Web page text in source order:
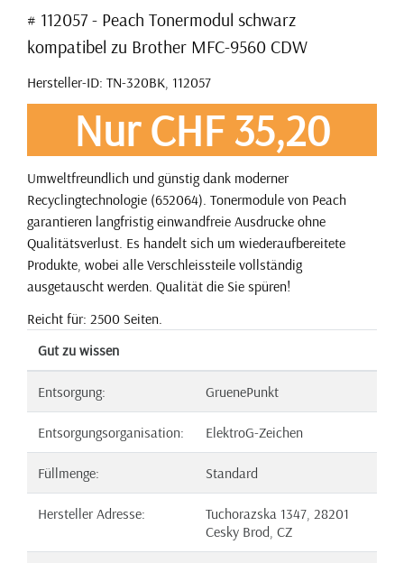
# 112057 - Peach Tonermodul schwarz
kompatibel zu Brother MFC-9560 CDW
Hersteller-ID: TN-320BK, 112057
Nur CHF 35,20
Umweltfreundlich und günstig dank moderner
Recyclingtechnologie (652064). Tonermodule von Peach
garantieren langfristig einwandfreie Ausdrucke ohne
Qualitätsverlust. Es handelt sich um wiederaufbereitete
Produkte, wobei alle Verschleissteile vollständig
ausgetauscht werden. Qualität die Sie spüren!
Reicht für: 2500 Seiten.
Gut zu wissen
Entsorgung: GruenePunkt
Entsorgungsorganisation: ElektroG-Zeichen
Füllmenge: Standard
Hersteller Adresse:
Tuchorazska 1347, 28201
Cesky Brod, CZ